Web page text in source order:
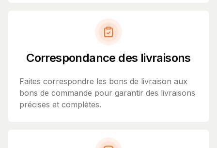
Correspondance des livraisons
Faites correspondre les bons de livraison aux
bons de commande pour garantir des livraisons
précises et complètes.